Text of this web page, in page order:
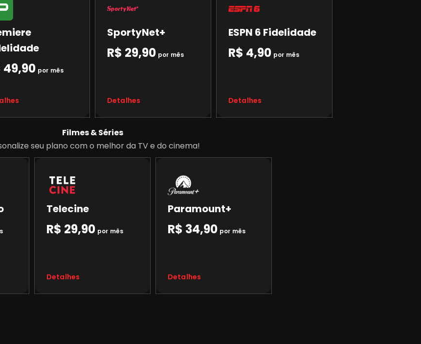
Filmes & Séries
seu plano com o melhor da TV e do cinema!
Telecine
R$ 29,90 por mês
Detalhes
Paramount+
R$ 34,90 por mês
Detalhes
49,90 por mês
SportyNet+
R$ 29,90 por mês
Detalhes
ESPN 6 Fidelidade
R$ 4,90 por mês
Detalhes